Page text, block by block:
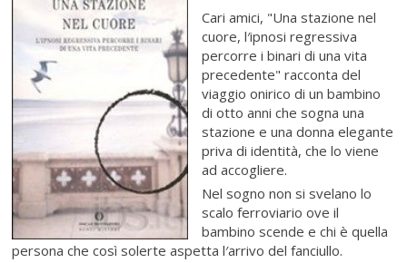
Cari amici, "Una stazione nel
cuore, l′ipnosi regressiva
percorre i binari di una vita
precedente" racconta del
viaggio onirico di un bambino
di otto anni che sogna una
stazione e una donna elegante
priva di identità, che lo viene
ad accogliere.
Nel sogno non si svelano lo
scalo ferroviario ove il
bambino scende e chi è quella
persona che così solerte aspetta l′arrivo del fanciullo.